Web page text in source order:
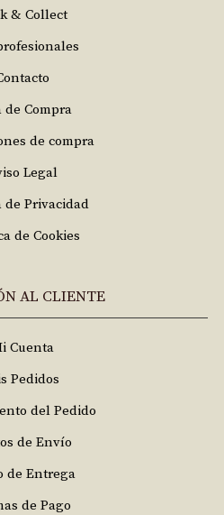
& Collect
de Compra
de compra
Legal
de Privacidad
de Cookies
AL CLIENTE
Cuenta
Pedidos
del Pedido
de Envío
de Entrega
de Pago